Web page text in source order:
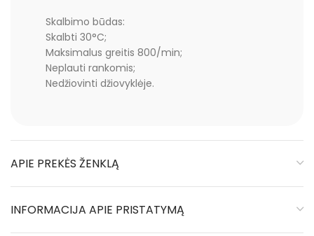
Skalbimo būdas:
Skalbti 30°C;
Maksimalus greitis 800/min;
Neplauti rankomis;
Nedžiovinti džiovyklėje.
APIE PREKĖS ŽENKLĄ
INFORMACIJA APIE PRISTATYMĄ